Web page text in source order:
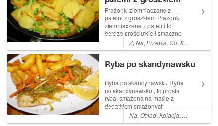
Prażonki ziemniaczane z
patelni z groszkiem Prażonki
ziemniaczane z patelni to
bardzo prościutkie i smaczne
danie . Czasami robię je jako
dodatek do mięsa lub serwuję
More ... Artykuł Prażonki
ziemniaczane z patelni z
groszk...
Z,Na,Przepis,Co,Kolacja
Ryba po skandynawsku
Ryba po skandynawsku Ryba
po skandynawsku , to prosta
ryba, smażona na maśle z
dodatkiem smażonych
warzyw . W skandynawskim
stylu czyli warzywa okopowe
Na,Obiad,Kolacja, Pyszne